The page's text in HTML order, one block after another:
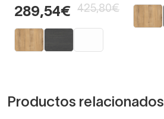
289,54€ 425,80€
Productos relacionados